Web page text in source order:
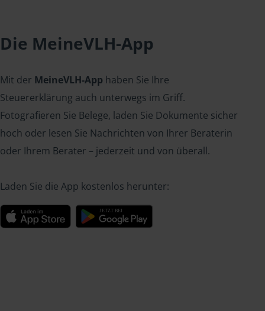
Die MeineVLH-App
Mit der MeineVLH-App haben Sie Ihre
Steuererklärung auch unterwegs im Griff.
Fotografieren Sie Belege, laden Sie Dokumente sicher
hoch oder lesen Sie Nachrichten von Ihrer Beraterin
oder Ihrem Berater – jederzeit und von überall.
Laden Sie die App kostenlos herunter: